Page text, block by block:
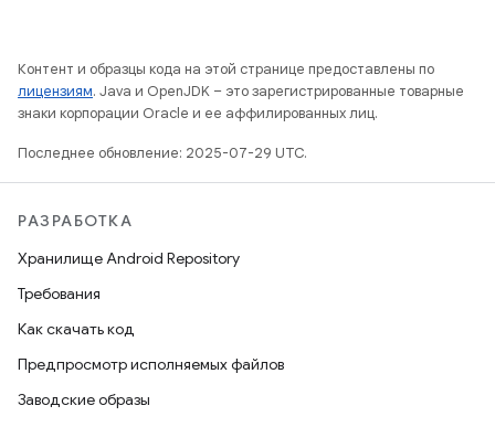
Контент и образцы кода на этой странице предоставлены по
лицензиям. Java и OpenJDK – это зарегистрированные товарные
знаки корпорации Oracle и ее аффилированных лиц.
Последнее обновление: 2025-07-29 UTC.
РАЗРАБОТКА
Хранилище Android Repository
Требования
Как скачать код
Предпросмотр исполняемых файлов
Заводские образы